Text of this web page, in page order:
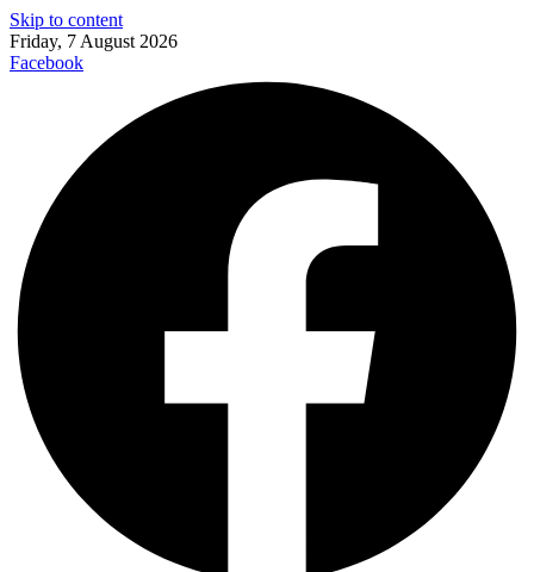
Skip to content
Friday, 7 August 2026
Facebook